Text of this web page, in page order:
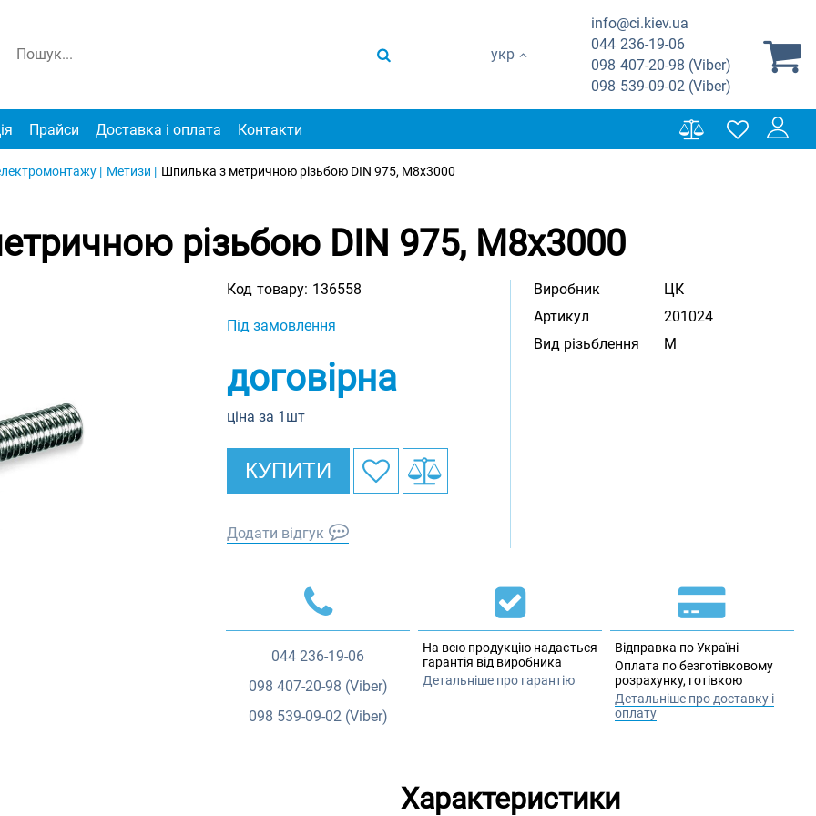
укр
info@ci.kiev.ua
044 236-19-06
098 407-20-98 (Viber)
098 539-09-02 (Viber)
Прайси Доставка і оплата Контакти
| Метизи | Шпилька з метричною різьбою DIN 975, М8х3000
різьбою DIN 975, М8х3000
Код товару: 136558
Під замовлення
договірна
ціна за 1шт
КУПИТИ
Додати відгук
Виробник
ЦК
Артикул
201024
Вид різьблення
M
044 236-19-06
098 407-20-98 (Viber)
098 539-09-02 (Viber)
На всю продукцію надається
гарантія від виробника
Детальніше про гарантію
Відправка по Україні
Оплата по безготівковому
розрахунку, готівкою
Детальніше про доставку і
оплату
Характеристики